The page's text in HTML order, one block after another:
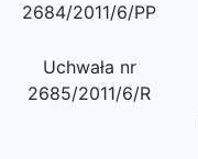
2684/2011/6/PP
Uchwała nr
2685/2011/6/R